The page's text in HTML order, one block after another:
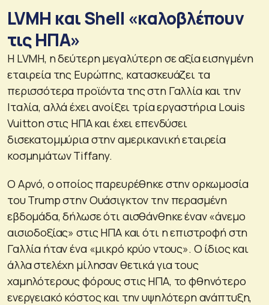
LVMH και Shell «καλοβλέπουν
τις ΗΠΑ»
Η LVMH, η δεύτερη μεγαλύτερη σε αξία εισηγμένη
εταιρεία της Ευρώπης, κατασκευάζει τα
περισσότερα προϊόντα της στη Γαλλία και την
Ιταλία, αλλά έχει ανοίξει τρία εργαστήρια Louis
Vuitton στις ΗΠΑ και έχει επενδύσει
δισεκατομμύρια στην αμερικανική εταιρεία
κοσμημάτων Tiffany.
Ο Αρνό, ο οποίος παρευρέθηκε στην ορκωμοσία
του Trump στην Ουάσιγκτον την περασμένη
εβδομάδα, δήλωσε ότι αισθάνθηκε έναν «άνεμο
αισιοδοξίας» στις ΗΠΑ και ότι η επιστροφή στη
Γαλλία ήταν ένα «μικρό κρύο ντους». Ο ίδιος και
άλλα στελέχη μίλησαν θετικά για τους
χαμηλότερους φόρους στις ΗΠΑ, το φθηνότερο
ενεργειακό κόστος και την υψηλότερη ανάπτυξη,